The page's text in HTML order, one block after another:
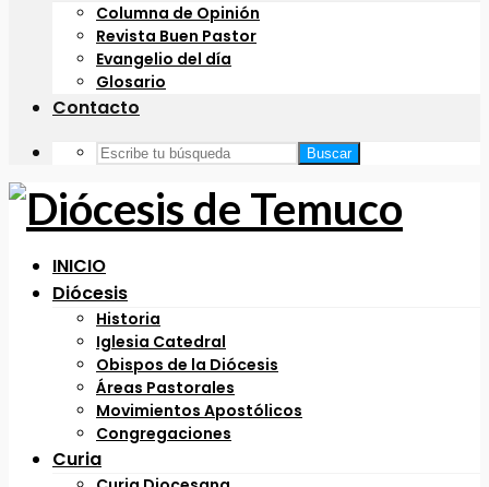
Columna de Opinión
Revista Buen Pastor
Evangelio del día
Glosario
Contacto
Buscar
INICIO
Diócesis
Historia
Iglesia Catedral
Obispos de la Diócesis
Áreas Pastorales
Movimientos Apostólicos
Congregaciones
Curia